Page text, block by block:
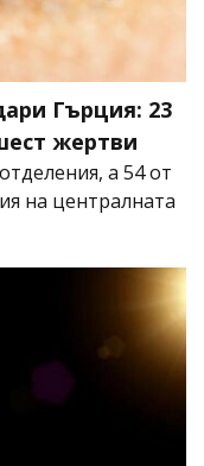
Гърция: 23
жертви
а 54 от
на централната